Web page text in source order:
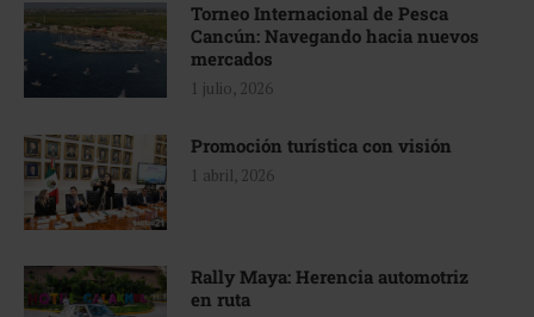
Torneo Internacional de Pesca
Cancún: Navegando hacia nuevos
mercados
1 julio, 2026
Promoción turística con visión
1 abril, 2026
Rally Maya: Herencia automotriz
en ruta